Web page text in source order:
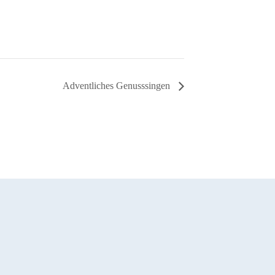
Adventliches Genusssingen